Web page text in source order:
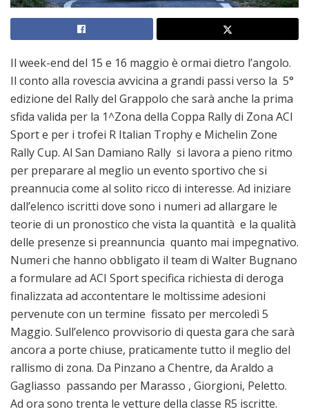
Il week-end del 15 e 16 maggio è ormai dietro l’angolo.
Il conto alla rovescia avvicina a grandi passi verso la 5°
edizione del Rally del Grappolo che sarà anche la prima
sfida valida per la 1^Zona della Coppa Rally di Zona ACI
Sport e per i trofei R Italian Trophy e Michelin Zone
Rally Cup. Al San Damiano Rally si lavora a pieno ritmo
per preparare al meglio un evento sportivo che si
preannucia come al solito ricco di interesse. Ad iniziare
dall’elenco iscritti dove sono i numeri ad allargare le
teorie di un pronostico che vista la quantità e la qualità
delle presenze si preannuncia quanto mai impegnativo.
Numeri che hanno obbligato il team di Walter Bugnano
a formulare ad ACI Sport specifica richiesta di deroga
finalizzata ad accontentare le moltissime adesioni
pervenute con un termine fissato per mercoledì 5
Maggio. Sull’elenco provvisorio di questa gara che sarà
ancora a porte chiuse, praticamente tutto il meglio del
rallismo di zona. Da Pinzano a Chentre, da Araldo a
Gagliasso passando per Marasso , Giorgioni, Peletto.
Ad ora sono trenta le vetture della classe R5 iscritte.